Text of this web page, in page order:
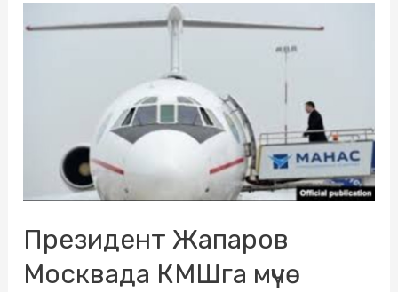
Президент Жапаров
Москвада КМШга мүчө